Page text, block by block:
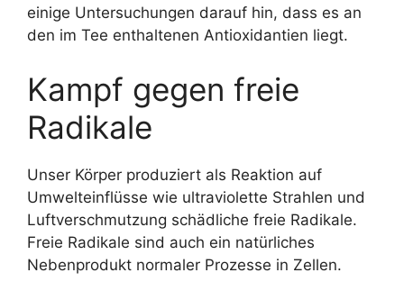
einige Untersuchungen darauf hin, dass es an
den im Tee enthaltenen Antioxidantien liegt.
Kampf gegen freie
Radikale
Unser Körper produziert als Reaktion auf
Umwelteinflüsse wie ultraviolette Strahlen und
Luftverschmutzung schädliche freie Radikale.
Freie Radikale sind auch ein natürliches
Nebenprodukt normaler Prozesse in Zellen.